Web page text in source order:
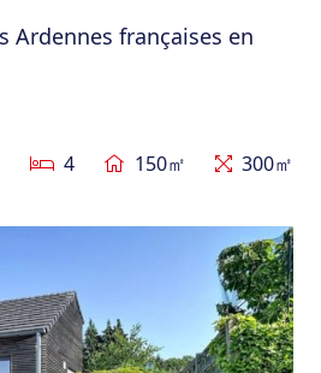
Ardennes françaises en
4 150㎡ 300㎡